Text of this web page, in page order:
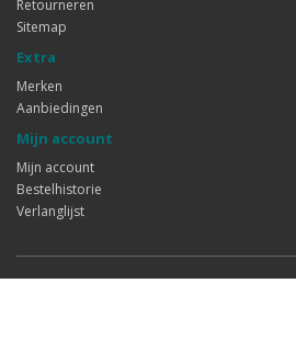
Retourneren
Sitemap
Extra
Merken
Aanbiedingen
Mijn account
Mijn account
Bestelhistorie
Verlanglijst